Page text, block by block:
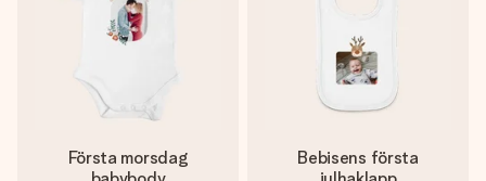
Första morsdag
Bebisens första